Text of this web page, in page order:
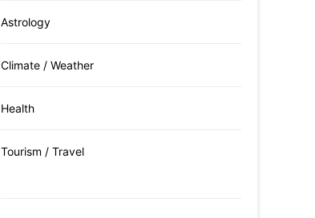
Astrology
Climate / Weather
Health
Tourism / Travel